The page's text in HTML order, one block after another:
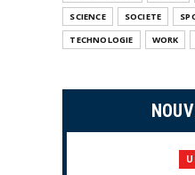
SCIENCE
SOCIETE
TECHNOLOGIE
WORK